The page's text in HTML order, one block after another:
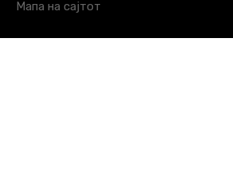
Мапа на сајтот